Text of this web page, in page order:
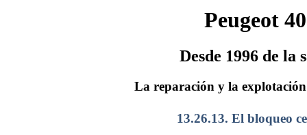
Peugeot
Desde 1996 de la
La reparación y la
13.26.13. El bloqueo